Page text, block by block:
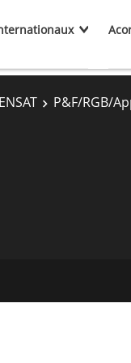
P&F/RGB/